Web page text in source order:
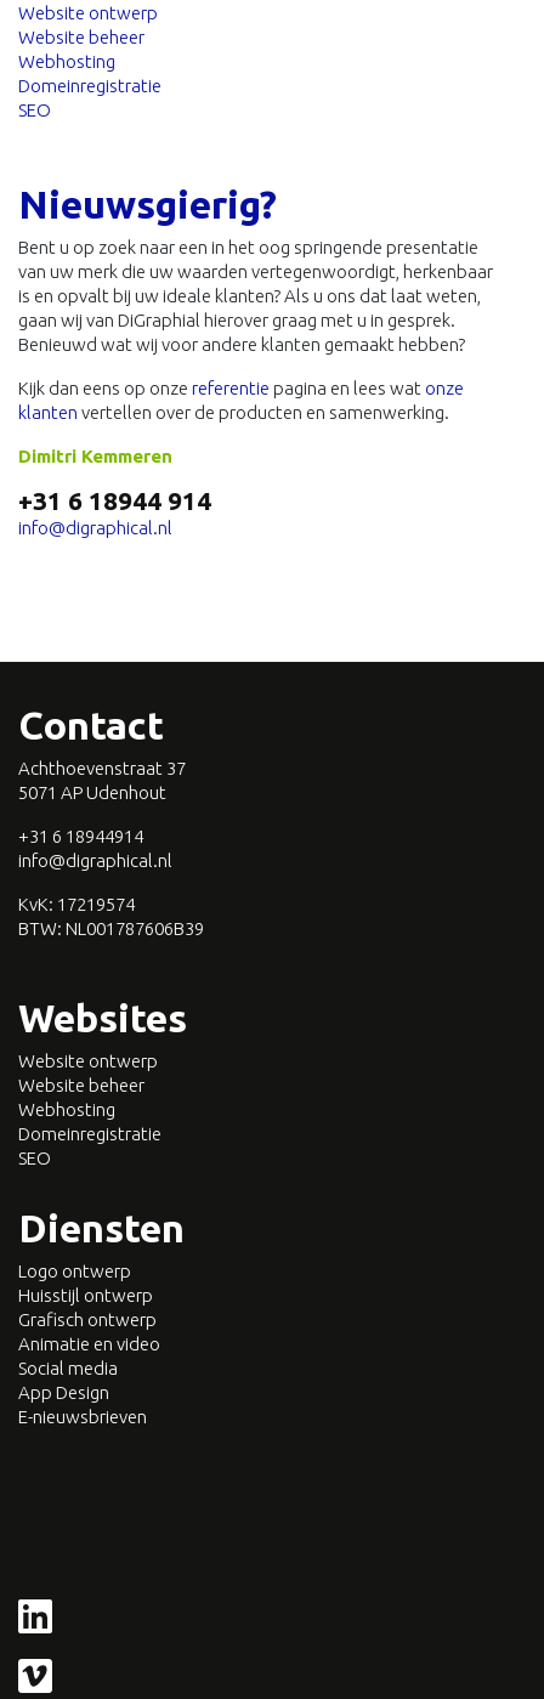
Website ontwerp
Website beheer
Webhosting
Domeinregistratie
SEO
Nieuwsgierig?
Bent u op zoek naar een in het oog springende presentatie
van uw merk die uw waarden vertegenwoordigt, herkenbaar
is en opvalt bij uw ideale klanten? Als u ons dat laat weten,
gaan wij van DiGraphial hierover graag met u in gesprek.
Benieuwd wat wij voor andere klanten gemaakt hebben?
Kijk dan eens op onze referentie pagina en lees wat onze
klanten vertellen over de producten en samenwerking.
Dimitri Kemmeren
+31 6 18944 914
info@digraphical.nl
Contact
Achthoevenstraat 37
5071 AP Udenhout
+31 6 18944914
info@digraphical.nl
KvK: 17219574
BTW: NL001787606B39
Websites
Website ontwerp
Website beheer
Webhosting
Domeinregistratie
SEO
Diensten
Logo ontwerp
Huisstijl ontwerp
Grafisch ontwerp
Animatie en video
Social media
App Design
E-nieuwsbrieven